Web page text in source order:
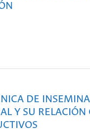
DE
Y SU RELACIÓN